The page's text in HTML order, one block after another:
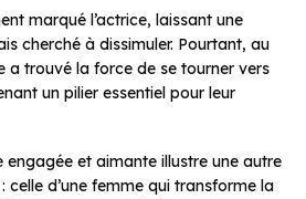
marqué l’actrice, laissant une
cherché à dissimuler. Pourtant, au
trouvé la force de se tourner vers
un pilier essentiel pour leur
engagée et aimante illustre une autre
d’une femme qui transforme la